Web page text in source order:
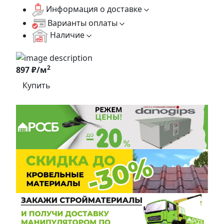
Информация о доставке
Варианты оплаты
Наличие
897 ₽/м2
Купить